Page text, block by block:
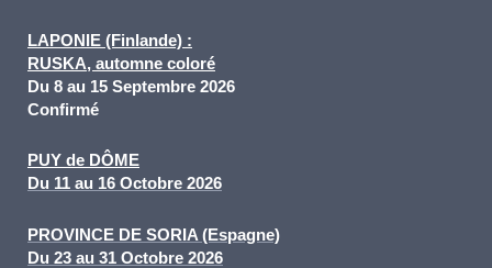
LAPONIE (Finlande) :
RUSKA, automne coloré
Du 8 au 15 Septembre 2026
Confirmé
PUY de DÔME
Du 11 au 16 Octobre 2026
PROVINCE DE SORIA (Espagne)
Du 23 au 31 Octobre 2026